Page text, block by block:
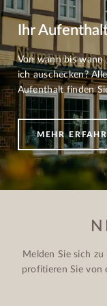
Ihr
Von wann bis wann
ich auschecken?
Aufenthalt finden
MEHR
Melden Sie sich
profitieren Sie von